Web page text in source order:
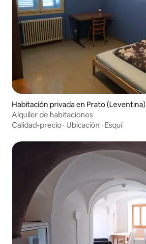
Habitación privada en Prato (Leventina)
Alquiler de habitaciones
Calidad-precio · Ubicación · Esquí